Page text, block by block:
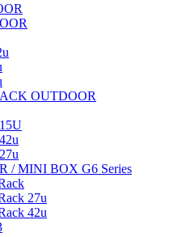
OUTDOOR
/ MINI BOX G6 Series
27u
42u